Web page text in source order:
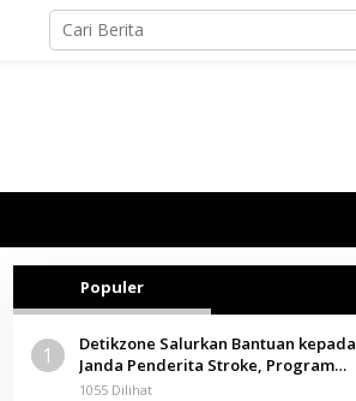
Populer
1
Detikzone Salurkan Bantuan kepada
Janda Penderita Stroke, Program
Berbagi Masuki Hari ke-61
1055 Dilihat